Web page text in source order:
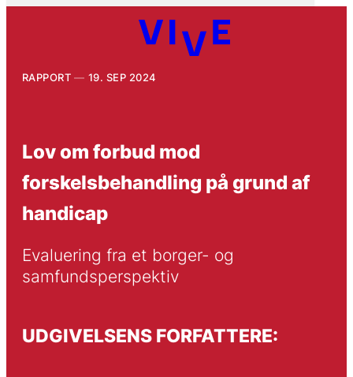
RAPPORT 19. SEP 2024
Lov om forbud mod
forskelsbehandling på grund af
handicap
Evaluering fra et borger- og
samfundsperspektiv
UDGIVELSENS FORFATTERE: